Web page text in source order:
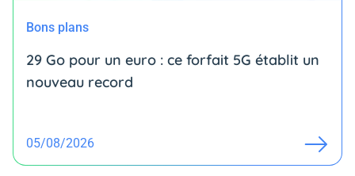
Bons plans
29 Go pour un euro : ce forfait 5G établit un
nouveau record
05/08/2026